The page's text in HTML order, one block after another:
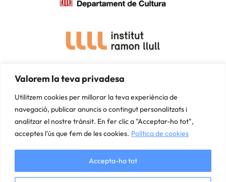
Valorem la teva privadesa
Utilitzem cookies per millorar la teva experiència de
navegació, publicar anuncis o contingut personalitzats i
analitzar el nostre trànsit. En fer clic a "Acceptar-ho tot",
acceptes l'ús que fem de les cookies. Política de cookies
Accepta-ho tot
ACCESSIBILITAT